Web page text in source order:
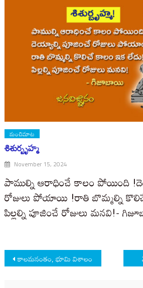
మంచిమాట
శిశుర్బృహ్మ
November 15, 2024
పాముల్ని ఆరాధించే కాలం పోయింది
రోజులు పోయాయి !రాతి బొమ్మల్ని
పిల్లల్ని పూజించే రోజులు మనవి!-
Post
navigation
కాలమనంతం, భూమి విశాలం